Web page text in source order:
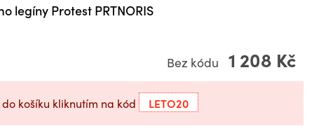
legíny Protest PRTNORIS
Bez kódu 1 208 Kč
do košíku kliknutím na kód LETO20